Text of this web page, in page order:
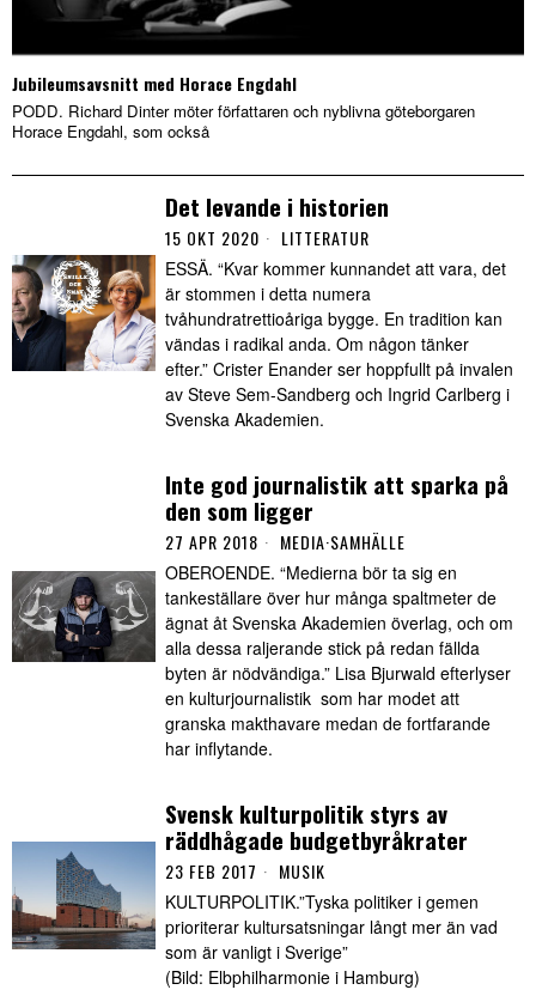
Jubileumsavsnitt med Horace Engdahl
PODD. Richard Dinter möter författaren och nyblivna göteborgaren
Horace Engdahl, som också
Det levande i historien
15 OKT 2020 LITTERATUR
ESSÄ. “Kvar kommer kunnandet att vara, det
är stommen i detta numera
tvåhundratrettioåriga bygge. En tradition kan
vändas i radikal anda. Om någon tänker
efter.” Crister Enander ser hoppfullt på invalen
av Steve Sem-Sandberg och Ingrid Carlberg i
Svenska Akademien.
Inte god journalistik att sparka på
den som ligger
27 APR 2018 MEDIA·SAMHÄLLE
OBEROENDE. “Medierna bör ta sig en
tankeställare över hur många spaltmeter de
ägnat åt Svenska Akademien överlag, och om
alla dessa raljerande stick på redan fällda
byten är nödvändiga.” Lisa Bjurwald efterlyser
en kulturjournalistik som har modet att
granska makthavare medan de fortfarande
har inflytande.
Svensk kulturpolitik styrs av
räddhågade budgetbyråkrater
23 FEB 2017 MUSIK
KULTURPOLITIK.”Tyska politiker i gemen
prioriterar kultursatsningar långt mer än vad
som är vanligt i Sverige”
(Bild: Elbphilharmonie i Hamburg)